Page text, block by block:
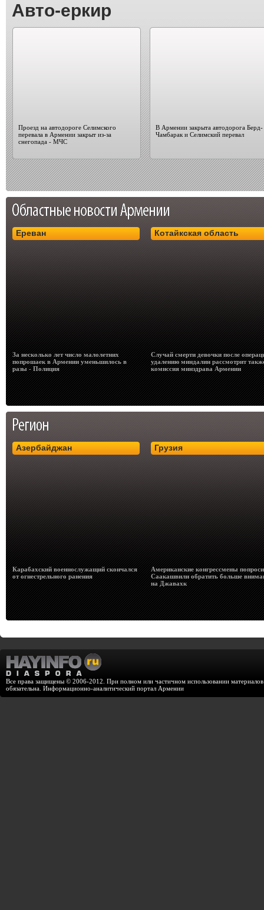
Авто-еркир
Проезд на автодороге Селимского
перевала в Армении закрыт из-за
снегопада - МЧС
В Армении закрыта автодорога Берд-
Чамбарак и Селимский перевал
Ереван
За несколько лет число малолетних
попрошаек в Армении уменьшилось в
разы - Полиция
Котайкская область
Случай смерти девочки после
удалению миндалин рассмотрит
комиссия минздрава Армении
Азербайджан
Карабахский военнослужащий скончался
от огнестрельного ранения
Грузия
Американские конгрессмены
Саакашвили обратить больше
на Джавахк
Все права защищены © 2006-2012. При полном или частичном использовании
обязательна. Информационно-аналитический портал Армении